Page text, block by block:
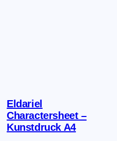
Eldariel
Charactersheet –
Kunstdruck A4